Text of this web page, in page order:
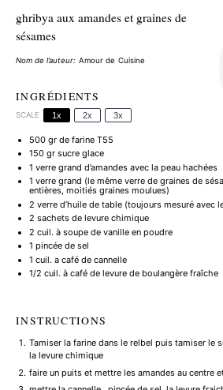
ghribya aux amandes et graines de
sésames
Nom de l’auteur: Amour de Cuisine
INGRÉDIENTS
SCALE 1x 2x 3x
500gr de farine T55
150gr sucre glace
1 verre grand d’amandes avec la peau hachées
1 verre grand (le même verre de graines de
entières, moitiés graines moulues)
2 verre d’huile de table (toujours mesuré avec
2 sachets de levure chimique
2 cuil. à soupe de vanille en poudre
1 pincée de sel
1 cuil. a café de cannelle
1/2 cuil. à café de levure de boulangère fraîche
INSTRUCTIONS
Tamiser la farine dans le relbel puis tamiser le
la levure chimique
faire un puits et mettre les amandes au centre